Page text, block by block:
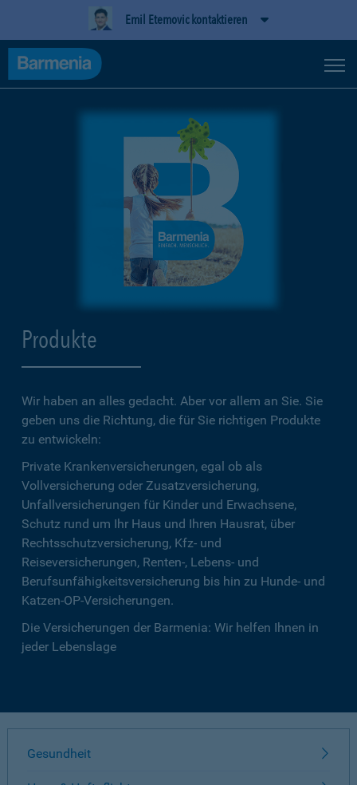
Emil Etemovic kontaktieren
Produkte
Wir haben an alles gedacht. Aber vor allem an Sie. Sie
geben uns die Richtung, die für Sie richtigen Produkte
zu entwickeln:
Private Krankenversicherungen, egal ob als
Vollversicherung oder Zusatzversicherung,
Unfallversicherungen für Kinder und Erwachsene,
Schutz rund um Ihr Haus und Ihren Hausrat, über
Rechtsschutzversicherung, Kfz- und
Reiseversicherungen, Renten-, Lebens- und
Berufsunfähigkeitsversicherung bis hin zu Hunde- und
Katzen-OP-Versicherungen.
Die Versicherungen der Barmenia: Wir helfen Ihnen in
jeder Lebenslage
Gesundheit